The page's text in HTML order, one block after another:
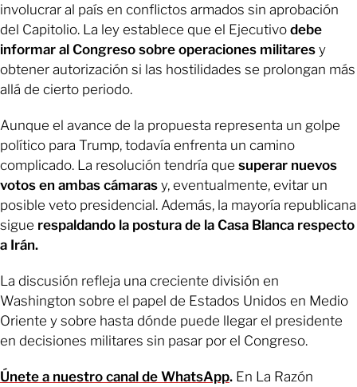
involucrar al país en conflictos armados sin aprobación
del Capitolio. La ley establece que el Ejecutivo debe
informar al Congreso sobre operaciones militares y
obtener autorización si las hostilidades se prolongan más
allá de cierto periodo.
Aunque el avance de la propuesta representa un golpe
político para Trump, todavía enfrenta un camino
complicado. La resolución tendría que superar nuevos
votos en ambas cámaras y, eventualmente, evitar un
posible veto presidencial. Además, la mayoría republicana
sigue respaldando la postura de la Casa Blanca respecto
a Irán.
La discusión refleja una creciente división en
Washington sobre el papel de Estados Unidos en Medio
Oriente y sobre hasta dónde puede llegar el presidente
en decisiones militares sin pasar por el Congreso.
Únete a nuestro canal de WhatsApp. En La Razón